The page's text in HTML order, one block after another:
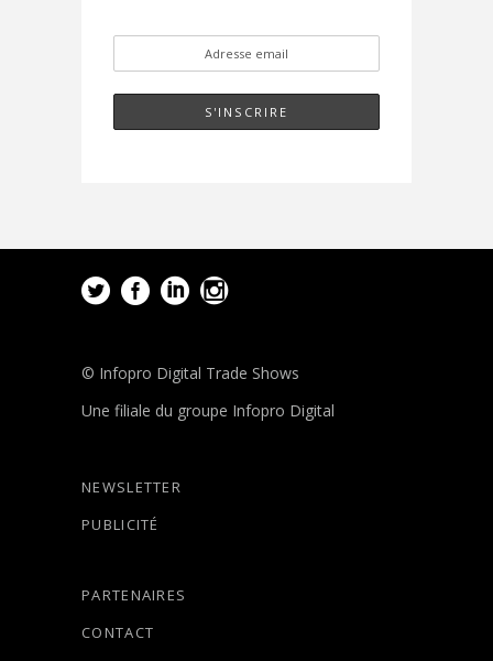
© Infopro Digital Trade Shows
Une filiale du groupe Infopro Digital
NEWSLETTER
PUBLICITÉ
PARTENAIRES
CONTACT